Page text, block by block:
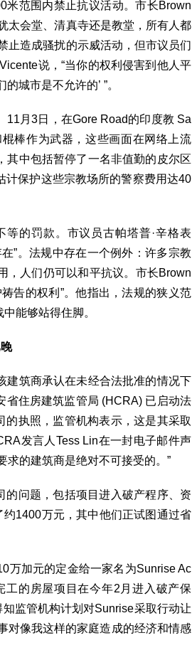
米范围内禁止抗议活动。市长Brown
太会堂、清真寺还是教堂，所有人都
止造成骚扰的示威活动，但市议员们
说，“当你的权利侵害到他人平
城市是不允许的’ ”。
11月3日，在Gore Road的印度教 Sa
棒作为武器，这些画面在网络上流
其中包括暂停了一名非值勤的皮尔区
计保护这些宗教场所的警察费用达40
的罚款。市议员古帕塔普·辛格表
”。法规中存在一个例外：许多宗教
，人们仍可以和平抗议。市长Brown
告的权利”。他指出，法规的狭义范
能够站得住脚。
建筑商承认在未经合法批准的情况下
省住房建筑监管局 (HCRA) 已启动法
执照，监管机构表示，这是其采取
发言人Tess Lin在一封电子邮件声
求的建筑商是绝对不可接受的。”
的问题，包括项目进入破产程序、资
1400万元，其中他们正试图通过省
万加元的定金给一家名为Sunrise Ac
工的房屋项目在今年2月进入破产保
监管机构计划对Sunrise采取行动让
对像我这样的家庭造成的经济和情感